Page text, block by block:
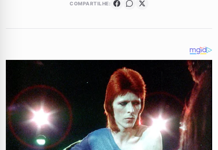
COMPARTILHE: